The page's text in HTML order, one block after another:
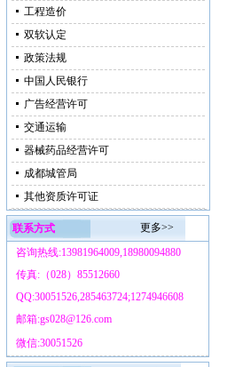
工程造价
双软认定
政策法规
中国人民银行
广告经营许可
交通运输
器械药品经营许可
成都城管局
其他资质许可证
联系方式
更多>>
咨询热线:13981964009,18980094880
传真:（028）85512660
QQ:30051526,285463724;1274946608
邮箱:gs028@126.com
微信:30051526